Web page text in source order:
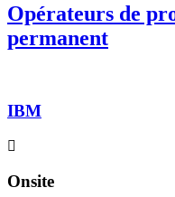
Opérateurs de
permanent
IBM
Onsite